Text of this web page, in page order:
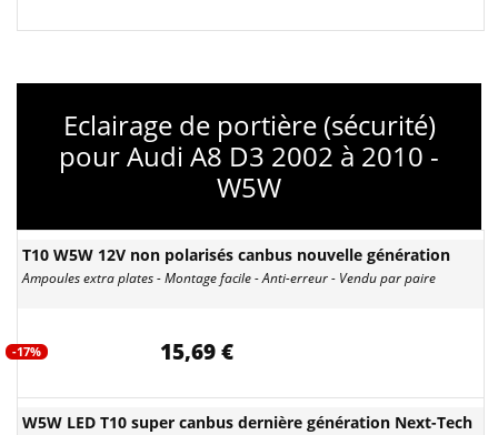
Eclairage de portière (sécurité)
pour Audi A8 D3 2002 à 2010 -
W5W
T10 W5W 12V non polarisés canbus nouvelle génération
Ampoules extra plates - Montage facile - Anti-erreur - Vendu par paire
-17% 15,69 €
W5W LED T10 super canbus dernière génération Next-Tech